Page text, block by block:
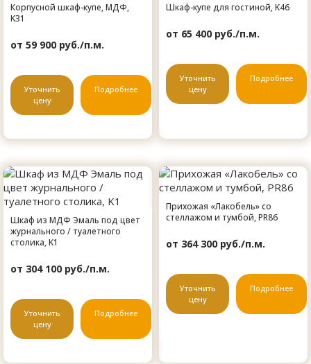
Корпусной шкаф-купе, МДФ,
K31
от 59 900 руб./п.м.
Уточнить
цену
Подробнее
Шкаф-купе для гостиной, K46
от 65 400 руб./п.м.
Уточнить
цену
Подробнее
Шкаф из МДФ Эмаль под цвет
журнального / туалетного
столика, K1
от 304 100 руб./п.м.
Уточнить
цену
Подробнее
Прихожая «Лакобель» со
стеллажом и тумбой, PR86
от 364 300 руб./п.м.
Уточнить
цену
Подробнее